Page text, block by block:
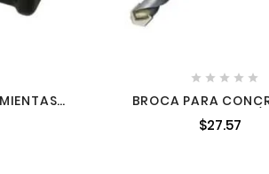
17" X
    
BROCA PARA
ACERO ROLADO 5/
ZANCO RECTO URREA
$27.57